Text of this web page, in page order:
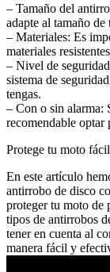
– Tamaño del
adapte al tamaño
– Materiales: Es
materiales
– Nivel de
sistema de
tengas.
– Con o sin alarma:
recomendable optar
Protege tu moto
En este artículo
antirrobo de disco
proteger tu moto de
tipos de antirrobos
tener en cuenta al
manera fácil y